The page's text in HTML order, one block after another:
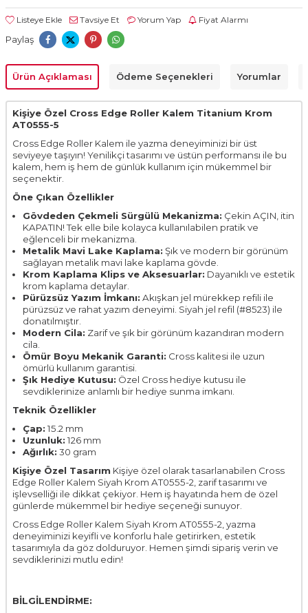
Listeye Ekle Tavsiye Et Yorum Yap Fiyat Alarmı
Paylaş
Ürün Açıklaması Ödeme Seçenekleri Yorumlar
Kişiye Özel Cross Edge Roller Kalem Titanium Krom
AT0555-5
Cross Edge Roller Kalem ile yazma deneyiminizi bir üst
seviyeye taşıyın! Yenilikçi tasarımı ve üstün performansı ile bu
kalem, hem iş hem de günlük kullanım için mükemmel bir
seçenektir.
Öne Çıkan Özellikler
Gövdeden Çekmeli Sürgülü Mekanizma: Çekin AÇIN, itin
KAPATIN! Tek elle bile kolayca kullanılabilen pratik ve
eğlenceli bir mekanizma.
Metalik Mavi Lake Kaplama: Şık ve modern bir görünüm
sağlayan metalik mavi lake kaplama gövde.
Krom Kaplama Klips ve Aksesuarlar: Dayanıklı ve estetik
krom kaplama detaylar.
Pürüzsüz Yazım İmkanı: Akışkan jel mürekkep refili ile
pürüzsüz ve rahat yazım deneyimi. Siyah jel refil (#8523) ile
donatılmıştır.
Modern Cila: Zarif ve şık bir görünüm kazandıran modern
cila.
Ömür Boyu Mekanik Garanti: Cross kalitesi ile uzun
ömürlü kullanım garantisi.
Şık Hediye Kutusu: Özel Cross hediye kutusu ile
sevdiklerinize anlamlı bir hediye sunma imkanı.
Teknik Özellikler
Çap:15.2 mm
Uzunluk:126 mm
Ağırlık: 30 gram
Kişiye Özel Tasarım Kişiye özel olarak tasarlanabilen Cross
Edge Roller Kalem Siyah Krom AT0555-2, zarif tasarımı ve
işlevselliği ile dikkat çekiyor. Hem iş hayatında hem de özel
günlerde mükemmel bir hediye seçeneği sunuyor.
Cross Edge Roller Kalem Siyah Krom AT0555-2, yazma
deneyiminizi keyifli ve konforlu hale getirirken, estetik
tasarımıyla da göz dolduruyor. Hemen şimdi sipariş verin ve
sevdiklerinizi mutlu edin!
BİLGİLENDİRME: